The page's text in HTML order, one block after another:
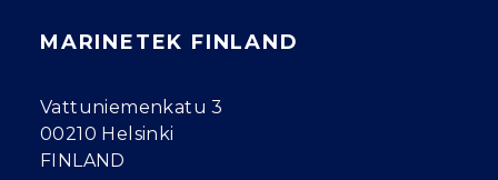
MARINETEK FINLAND
Vattuniemenkatu 3
00210 Helsinki
FINLAND